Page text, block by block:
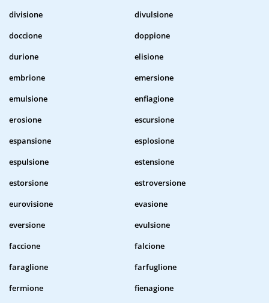
divisione
divulsione
doccione
doppione
durione
elisione
embrione
emersione
emulsione
enfiagione
erosione
escursione
espansione
esplosione
espulsione
estensione
estorsione
estroversione
eurovisione
evasione
eversione
evulsione
faccione
falcione
faraglione
farfuglione
fermione
fienagione